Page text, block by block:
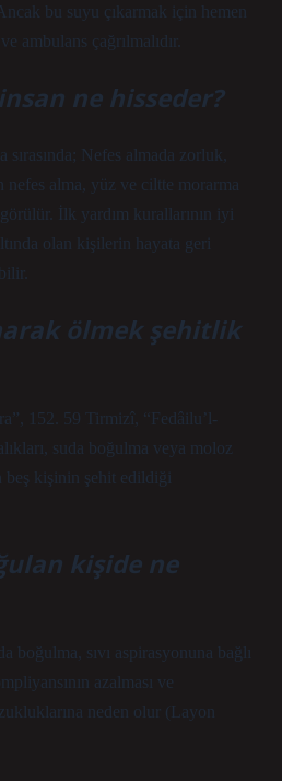
bu suyu çıkarmak için hemen
ambulans çağrılmalıdır.
ne hisseder?
Nefes almada zorluk,
nefes alma, yüz ve ciltte morarma
İlk yardım kurallarının iyi
olan kişilerin hayata geri
ölmek şehitlik
152. 59 Tirmizî, “Fedâilu’l-
suda boğulma veya moloz
beş kişinin şehit edildiği
kişide ne
boğulma, sıvı aspirasyonuna bağlı
azalması ve
neden olur (Layon